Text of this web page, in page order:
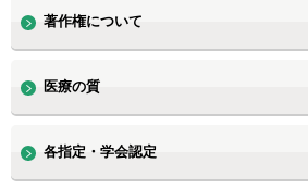
著作権について
医療の質
各指定・学会認定